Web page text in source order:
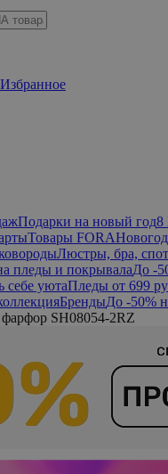
Избранное
Подарки на новый год8
Товары FORA
Люстры, бра,
пледы и покрывалаДо -
себе уютаПледы от 699
БрендыДо -50%
SH08054-2RZ